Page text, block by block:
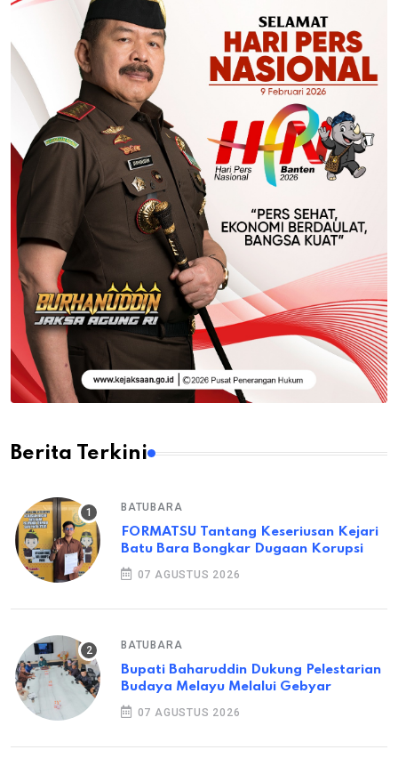
Berita Terkini
BATUBARA
FORMATSU Tantang Keseriusan Kejari
Batu Bara Bongkar Dugaan Korupsi
07 AGUSTUS 2026
BATUBARA
Bupati Baharuddin Dukung Pelestarian
Budaya Melayu Melalui Gebyar
07 AGUSTUS 2026